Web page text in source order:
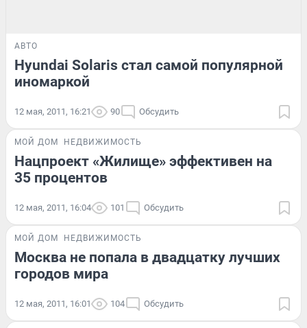
АВТО
Hyundai Solaris стал самой популярной
иномаркой
12 мая, 2011, 16:21 90 Обсудить
МОЙ ДОМ НЕДВИЖИМОСТЬ
Нацпроект «Жилище» эффективен на
35 процентов
12 мая, 2011, 16:04 101 Обсудить
МОЙ ДОМ НЕДВИЖИМОСТЬ
Москва не попала в двадцатку лучших
городов мира
12 мая, 2011, 16:01 104 Обсудить